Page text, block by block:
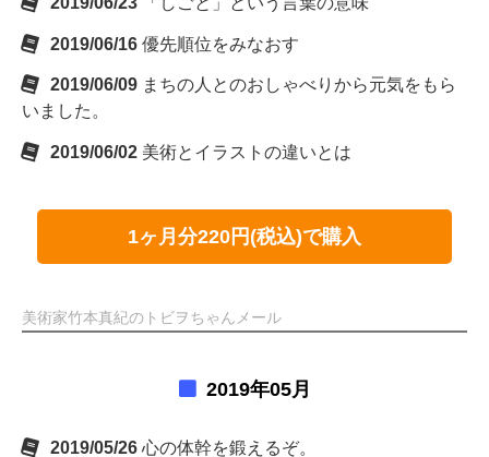
2019/06/16 優先順位をみなおす
2019/06/09 まちの人とのおしゃべりから元気をもら
いました。
2019/06/02 美術とイラストの違いとは
1ヶ月分220円(税込)で購入
美術家竹本真紀のトビヲちゃんメール
2019年05月
2019/05/26 心の体幹を鍛えるぞ。